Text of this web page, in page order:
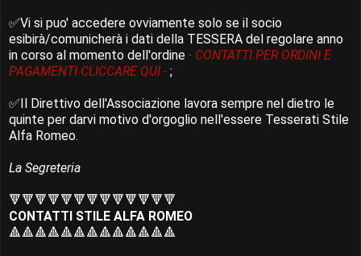
✅Vi si puo' accedere ovviamente solo se il socio
esibirà/comunicherà i dati della TESSERA del regolare anno
in corso al momento dell'ordine - CONTATTI PER ORDINI E
PAGAMENTI CLICCARE QUI - ;
✅Il Direttivo dell'Associazione lavora sempre nel dietro le
quinte per darvi motivo d'orgoglio nell'essere Tesserati Stile
Alfa Romeo.
La Segreteria
🔻🔻🔻🔻🔻🔻🔻🔻🔻🔻🔻🔻🔻
CONTATTI STILE ALFA ROMEO
🔺🔺🔺🔺🔺🔺🔺🔺🔺🔺🔺🔺🔺